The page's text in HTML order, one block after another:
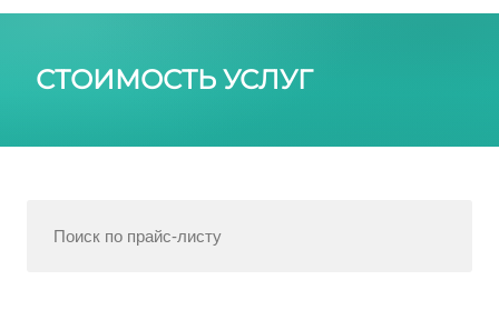
СТОИМОСТЬ УСЛУГ